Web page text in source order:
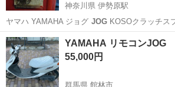
神奈川県 伊勢原駅
ヤマハ YAMAHA ジョグ JOGKOSOクラッチス
期間室内で保管しておりました。 経年劣化によ
ます。 ジャンク品として出品させていただきま
願いいたし...
神奈川 伊勢原市 伊勢原駅 ヤマハ
YAMAHA リモコンJOG
55,000円
群馬県 館林市